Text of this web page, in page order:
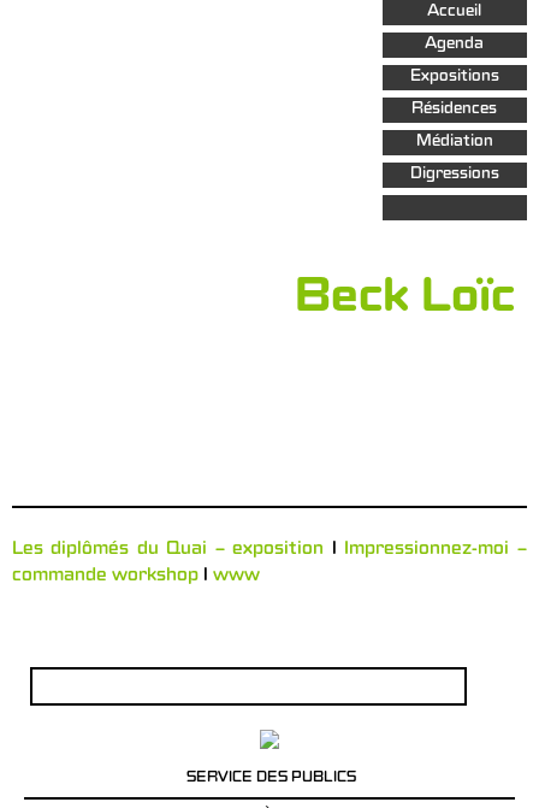
Aller au
contenu
principal
Accueil
Agenda
Expositions
Résidences
Médiation
Digressions
Beck Loïc
Les diplômés du Quai – exposition l Impressionnez-moi –
commande workshop l www
SERVICE DES PUBLICS